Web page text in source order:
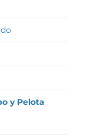
y Pelota